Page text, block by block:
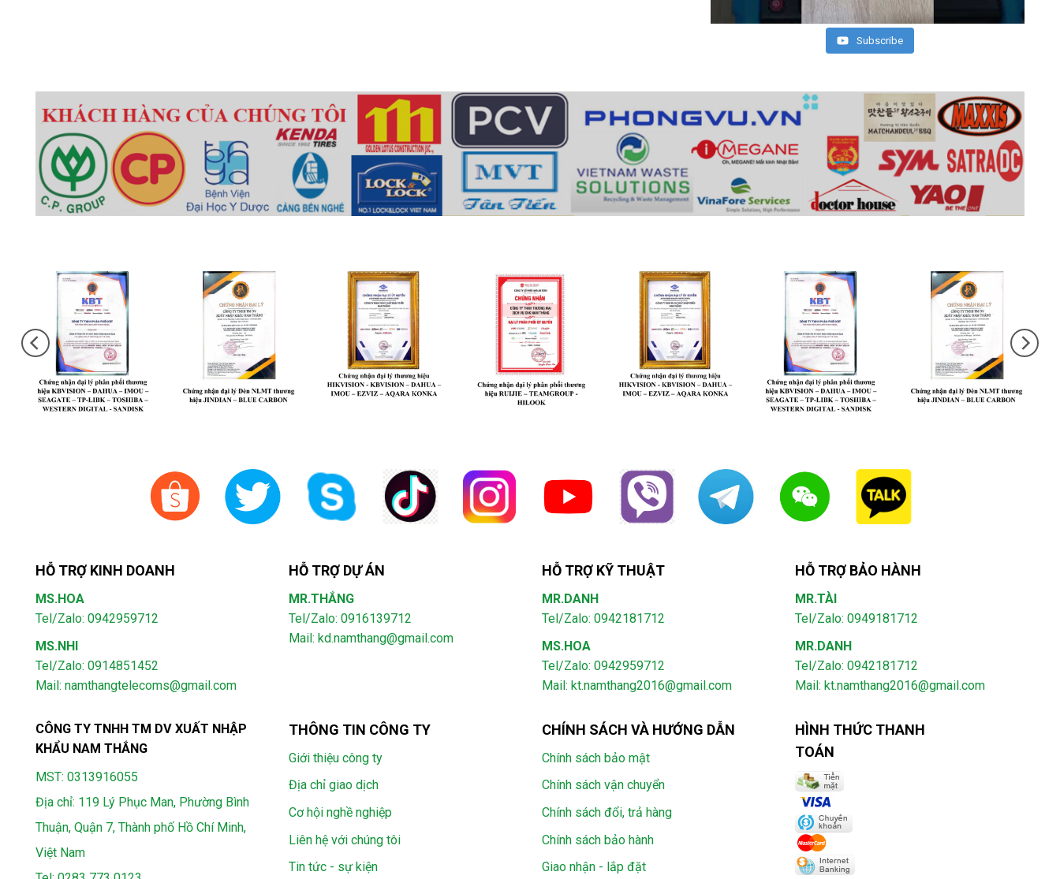
Subscribe
HỖ TRỢ KINH DOANH
MS.HOA
Tel/Zalo: 0942959712
MS.NHI
Tel/Zalo: 0914851452
Mail: namthangtelecoms@gmail.com
HỖ TRỢ DỰ ÁN
MR.THẮNG
Tel/Zalo: 0916139712
Mail: kd.namthang@gmail.com
HỖ TRỢ KỸ THUẬT
MR.DANH
Tel/Zalo: 0942181712
MS.HOA
Tel/Zalo: 0942959712
Mail: kt.namthang2016@gmail.com
HỖ TRỢ BẢO HÀNH
MR.TÀI
Tel/Zalo: 0949181712
MR.DANH
Tel/Zalo: 0942181712
Mail: kt.namthang2016@gmail.com
CÔNG TY TNHH TM DV XUẤT NHẬP
KHẨU NAM THẮNG
MST: 0313916055
Địa chỉ: 119 Lý Phục Man, Phường Bình
Thuận, Quận 7, Thành phố Hồ Chí Minh,
Việt Nam
THÔNG TIN CÔNG TY
Giới thiệu công ty
Địa chỉ giao dịch
Cơ hội nghề nghiệp
Liên hệ với chúng tôi
Tin tức - sự kiện
CHÍNH SÁCH VÀ HƯỚNG DẪN
Chính sách bảo mật
Chính sách vận chuyển
Chính sách đổi, trả hàng
Chính sách bảo hành
Giao nhận - lắp đặt
HÌNH THỨC THANH
TOÁN